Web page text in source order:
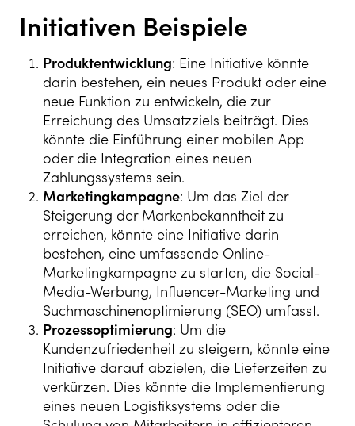
Initiativen Beispiele
Produktentwicklung: Eine Initiative könnte
darin bestehen, ein neues Produkt oder eine
neue Funktion zu entwickeln, die zur
Erreichung des Umsatzziels beiträgt. Dies
könnte die Einführung einer mobilen App
oder die Integration eines neuen
Zahlungssystems sein.
Marketingkampagne: Um das Ziel der
Steigerung der Markenbekanntheit zu
erreichen, könnte eine Initiative darin
bestehen, eine umfassende Online-
Marketingkampagne zu starten, die Social-
Media-Werbung, Influencer-Marketing und
Suchmaschinenoptimierung (SEO) umfasst.
Prozessoptimierung: Um die
Kundenzufriedenheit zu steigern, könnte eine
Initiative darauf abzielen, die Lieferzeiten zu
verkürzen. Dies könnte die Implementierung
eines neuen Logistiksystems oder die